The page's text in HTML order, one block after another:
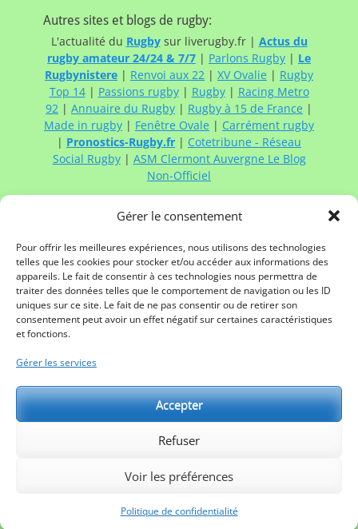
Gérer le consentement
Pour offrir les meilleures expériences, nous utilisons des technologies
telles que les cookies pour stocker et/ou accéder aux informations des
appareils. Le fait de consentir à ces technologies nous permettra de
traiter des données telles que le comportement de navigation ou les ID
uniques sur ce site. Le fait de ne pas consentir ou de retirer son
consentement peut avoir un effet négatif sur certaines caractéristiques
et fonctions.
Gérer les services
Accepter
Refuser
Voir les préférences
Politique de confidentialité
Autres sites et blogs de rugby:
L'actualité du Rugbysur liverugby.fr | Actus du
rugby amateur 24/24 & 7/7 | Parlons Rugby | Le
Rugbynistere | Renvoi aux 22 | XV Ovalie | Rugby
Top 14| Passions rugby| Rugby| Racing Metro
92 | Annuaire du Rugby | Rugby à 15 de France |
Made in rugby | Fenêtre Ovale | Carrément rugby
| Pronostics-Rugby.fr | Cotetribune - Réseau
Social Rugby| ASM Clermont Auvergne Le Blog
Non-Officiel
ContactezRugby à XV de Francevia :
Mail
Twitter
Facebook
Linkedin
Mentions légales
Themes